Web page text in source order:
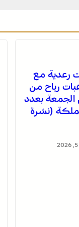
رعدية مع
رياح من
الجمعة بعدد
(نشرة